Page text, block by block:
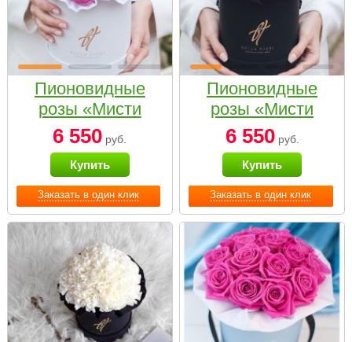
Заказать в один клик
Пионовидные
розы «Мисти
бабблс» в белой
коробке Small
6 550 руб.
Купить
Заказать в один клик
Пионовидные
розы «Мисти
бабблс» в
черной коробке
Small
6 550руб.
Купить